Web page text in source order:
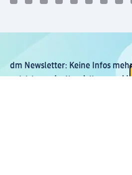
dm Newsletter: Keine Infos
Jetzt zum dm Newsletter